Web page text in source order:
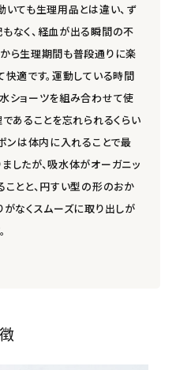
いても生理用品とは違い、ず
なく、経血が出る瞬間の不
ら生理期間も普段通りに楽
快適です。運動している時間
ショーツを組み合わせて使
であることを忘れられるくらい
ンは体内に入れることで最
したが、吸水体がオーガニッ
ことと、円すい型の形のおか
がなくスムーズに取り出しが